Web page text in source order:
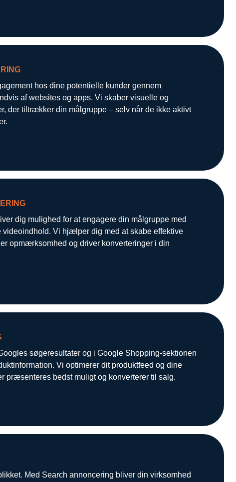
hos dine potentielle kunder gennem
af websites og apps. Vi skaber visuelle og
der tiltrækker din målgruppe – selv når de ikke aktivt
dig mulighed for at engagere din målgruppe med
videoindhold. Vi hjælper dig med at skabe effektive
opmærksomhed og driver konverteringer i din
søgeresultater og i Google Shopping-sektionen
Vi optimerer dit produktfeed og dine
præsenteres bedst muligt og konverterer til salg.
Med Search annoncering bliver din virksomhed